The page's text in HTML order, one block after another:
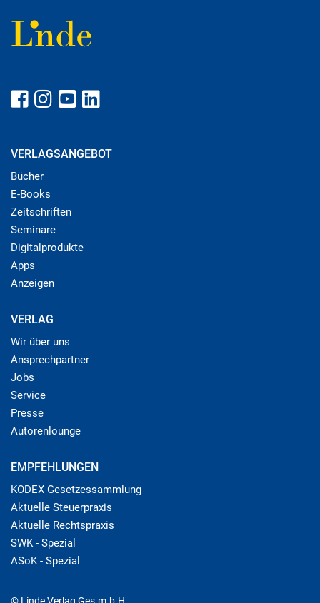
VERLAGSANGEBOT
Bücher
E-Books
Zeitschriften
Seminare
Digitalprodukte
Apps
Anzeigen
VERLAG
Wir über uns
Ansprechpartner
Jobs
Service
Presse
Autorenlounge
EMPFEHLUNGEN
KODEX Gesetzessammlung
Aktuelle Steuerpraxis
Aktuelle Rechtspraxis
SWK - Spezial
ASoK - Spezial